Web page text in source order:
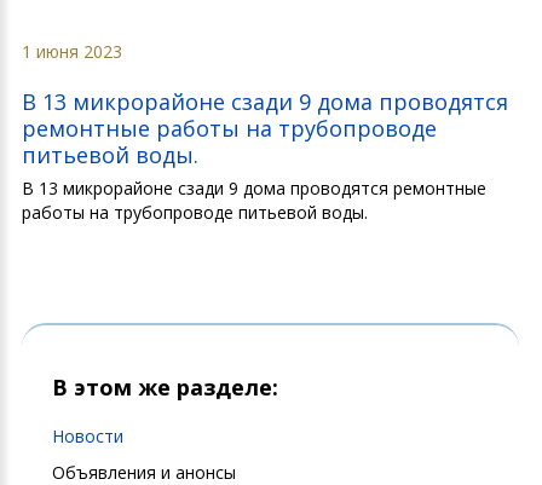
1 июня 2023
В 13 микрорайоне сзади 9 дома проводятся
ремонтные работы на трубопроводе
питьевой воды.
В 13 микрорайоне сзади 9 дома проводятся ремонтные
работы на трубопроводе питьевой воды.
В этом же разделе:
Новости
Объявления и анонсы